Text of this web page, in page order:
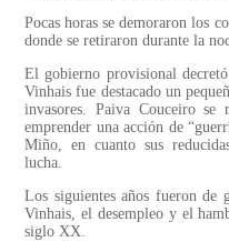
Pocas horas se demoraron los
donde se retiraron durante la
El gobierno provisional
Vinhais fue destacado un
invasores. Paiva Couceiro
emprender una acción de
Miño, en cuanto sus
lucha.
Los siguientes años fueron de
Vinhais, el desempleo y el
siglo XX.